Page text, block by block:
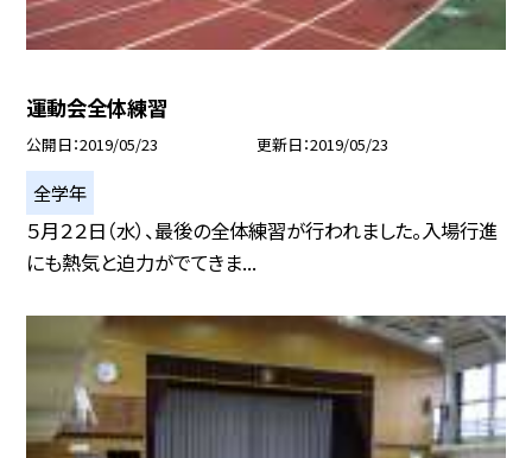
運動会全体練習
公開日 2019/05/23 更新日 2019/05/23
全学年
５月２２日（水）、最後の全体練習が行われました。入場行進
にも熱気と迫力がでてきま...